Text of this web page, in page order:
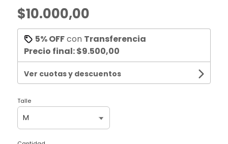
$10.000,00
5% OFFcon Transferencia
Precio final:$9.500,00
Ver cuotas y descuentos
Talle